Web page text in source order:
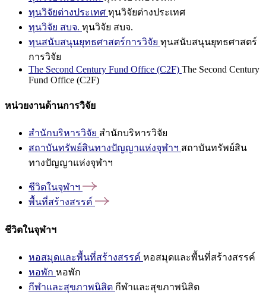
ทุนวิจัยต่างประเทศ ทุนวิจัยต่างประเทศ
ทุนวิจัย สบจ. ทุนวิจัย สบจ.
ทุนสนับสนุนยุทธศาสตร์การวิจัย ทุนสนับสนุนยุทธศาสตร์
การวิจัย
The Second Century Fund Office (C2F) The Second Century
Fund Office (C2F)
หน่วยงานด้านการวิจัย
สำนักบริหารวิจัย สำนักบริหารวิจัย
สถาบันทรัพย์สินทางปัญญาแห่งจุฬาฯ สถาบันทรัพย์สิน
ทางปัญญาแห่งจุฬาฯ
ชีวิตในจุฬาฯ
พื้นที่สร้างสรรค์
ชีวิตในจุฬาฯ
หอสมุดและพื้นที่สร้างสรรค์ หอสมุดและพื้นที่สร้างสรรค์
หอพัก หอพัก
กีฬาและสุขภาพนิสิต กีฬาและสุขภาพนิสิต